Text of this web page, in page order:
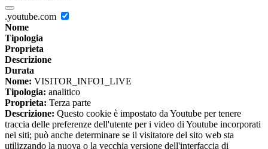
.youtube.com
Nome
Tipologia
Proprieta
Descrizione
Durata
Nome: VISITOR_INFO1_LIVE
Tipologia: analitico
Proprieta: Terza parte
Descrizione: Questo cookie è impostato da Youtube per tenere
traccia delle preferenze dell'utente per i video di Youtube incorporati
nei siti; può anche determinare se il visitatore del sito web sta
utilizzando la nuova o la vecchia versione dell'interfaccia di